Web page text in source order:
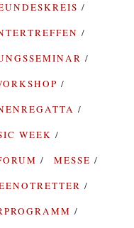
WEEK
MESSE